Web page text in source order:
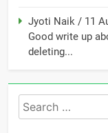
Jyoti Naik / 11
Good write up
deleting...
Search
for: